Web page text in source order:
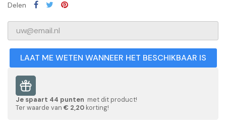
Delen
LAAT ME WETEN WANNEER HET BESCHIKBAAR IS
Je spaart 44 punten met dit product!
Ter waarde van € 2,20 korting!